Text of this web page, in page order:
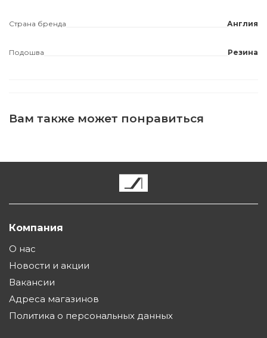
Страна бренда Англия
Подошва Резина
Вам также может понравиться
Компания
О нас
Новости и акции
Вакансии
Адреса магазинов
Политика о персональных данных